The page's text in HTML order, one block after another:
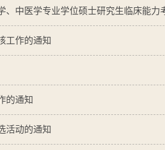
、中医学专业学位硕士研究生临床能力
工作的通知
的通知
活动的通知